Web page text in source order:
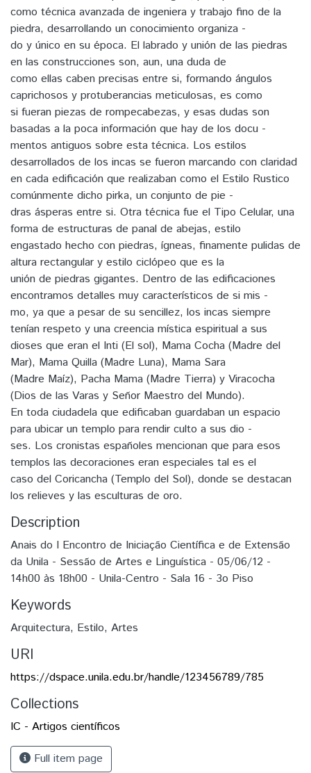
como técnica avanzada de ingeniera y trabajo fino de la
piedra, desarrollando un conocimiento organiza -
do y único en su época. El labrado y unión de las piedras
en las construcciones son, aun, una duda de
como ellas caben precisas entre si, formando ángulos
caprichosos y protuberancias meticulosas, es como
si fueran piezas de rompecabezas, y esas dudas son
basadas a la poca información que hay de los docu -
mentos antiguos sobre esta técnica. Los estilos
desarrollados de los incas se fueron marcando con claridad
en cada edificación que realizaban como el Estilo Rustico
comúnmente dicho pirka, un conjunto de pie -
dras ásperas entre si. Otra técnica fue el Tipo Celular, una
forma de estructuras de panal de abejas, estilo
engastado hecho con piedras, ígneas, finamente pulidas de
altura rectangular y estilo ciclópeo que es la
unión de piedras gigantes. Dentro de las edificaciones
encontramos detalles muy característicos de si mis -
mo, ya que a pesar de su sencillez, los incas siempre
tenían respeto y una creencia mística espiritual a sus
dioses que eran el Inti (El sol), Mama Cocha (Madre del
Mar), Mama Quilla (Madre Luna), Mama Sara
(Madre Maíz), Pacha Mama (Madre Tierra) y Viracocha
(Dios de las Varas y Señor Maestro del Mundo).
En toda ciudadela que edificaban guardaban un espacio
para ubicar un templo para rendir culto a sus dio -
ses. Los cronistas españoles mencionan que para esos
templos las decoraciones eran especiales tal es el
caso del Coricancha (Templo del Sol), donde se destacan
los relieves y las esculturas de oro.
Description
Anais do I Encontro de Iniciação Científica e de Extensão
da Unila - Sessão de Artes e Linguística - 05/06/12 -
14h00 às 18h00 - Unila-Centro - Sala 16 - 3o Piso
Keywords
Arquitectura, Estilo, Artes
URI
https://dspace.unila.edu.br/handle/123456789/785
Collections
IC - Artigos científicos
Full item page